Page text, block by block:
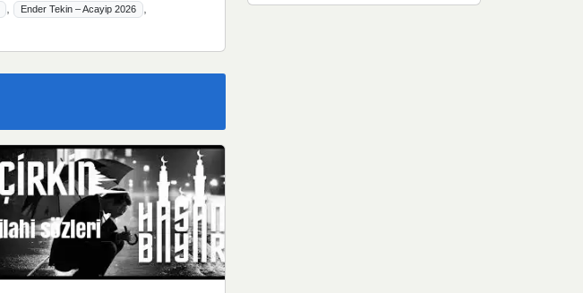
, Ender Tekin – Acayip 2026 ,